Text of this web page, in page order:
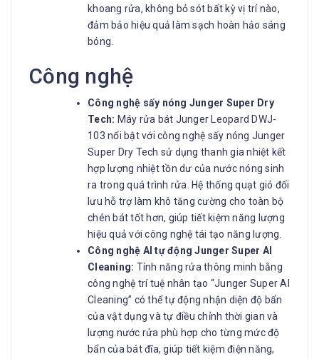
khoang rửa, không bỏ sót bất kỳ vị trí nào,
đảm bảo hiệu quả làm sạch hoàn hảo sáng
bóng.
Công nghệ
Công nghệ sấy nóng Junger Super Dry
Tech: Máy rửa bát Junger Leopard DWJ-
103 nổi bật với công nghệ sấy nóng Junger
Super Dry Tech sử dụng thanh gia nhiệt kết
hợp lượng nhiệt tồn dư của nước nóng sinh
ra trong quá trình rửa. Hệ thống quạt gió đối
lưu hỗ trợ làm khô tăng cường cho toàn bộ
chén bát tốt hơn, giúp tiết kiệm năng lượng
hiệu quả với công nghệ tái tạo năng lượng.
Công nghệ AI tự động Junger Super AI
Cleaning: Tính năng rửa thông minh bằng
công nghệ trí tuệ nhân tạo “Junger Super AI
Cleaning” có thể tự động nhận diện độ bẩn
của vật dụng và tự điều chỉnh thời gian và
lượng nước rửa phù hợp cho từng mức độ
bẩn của bát đĩa, giúp tiết kiệm điện năng,